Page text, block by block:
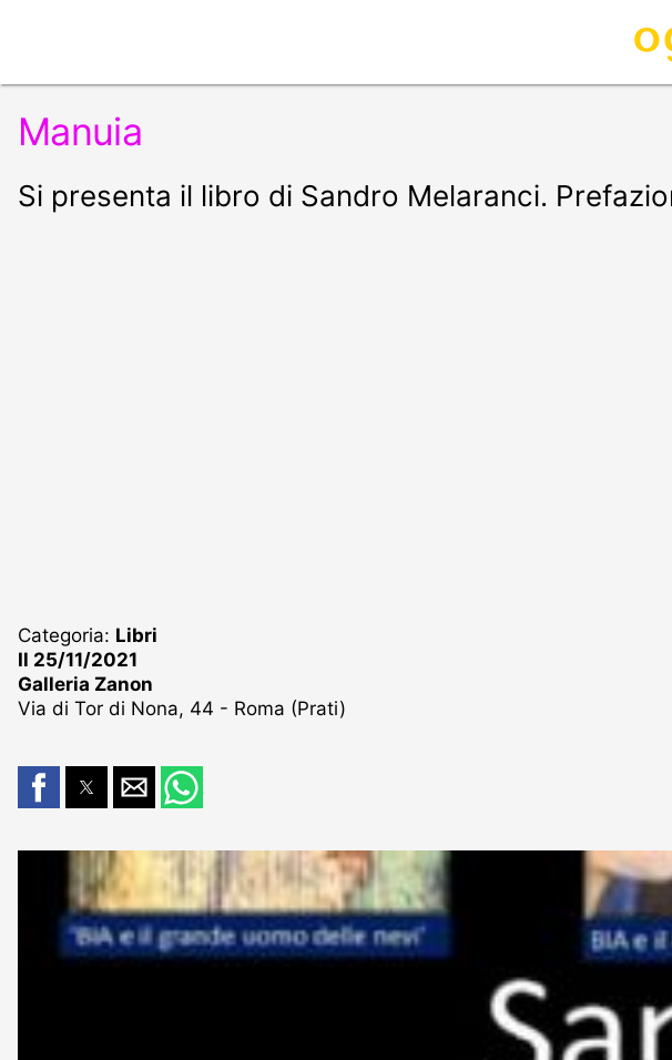
Manuia
Si presenta il libro di Sandro Melaranci.
Categoria: Libri
Il 25/11/2021
Galleria Zanon
Via di Tor di Nona, 44 - Roma (Prati)